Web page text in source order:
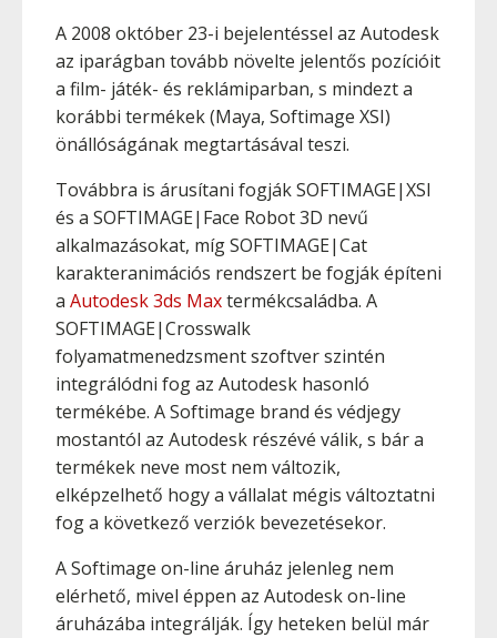
A 2008 október 23-i bejelentéssel az Autodesk
az iparágban tovább növelte jelentős pozícióit
a film- játék- és reklámiparban, s mindezt a
korábbi termékek (Maya, Softimage XSI)
önállóságának megtartásával teszi.
Továbbra is árusítani fogják SOFTIMAGE|XSI
és a SOFTIMAGE|Face Robot 3D nevű
alkalmazásokat, míg SOFTIMAGE|Cat
karakteranimációs rendszert be fogják építeni
a Autodesk 3ds Maxtermékcsaládba. A
SOFTIMAGE|Crosswalk
folyamatmenedzsment szoftver szintén
integrálódni fog az Autodesk hasonló
termékébe. A Softimage brand és védjegy
mostantól az Autodesk részévé válik, s bár a
termékek neve most nem változik,
elképzelhető hogy a vállalat mégis változtatni
fog a következő verziók bevezetésekor.
A Softimage on-line áruház jelenleg nem
elérhető, mivel éppen az Autodesk on-line
áruházába integrálják. Így heteken belül már